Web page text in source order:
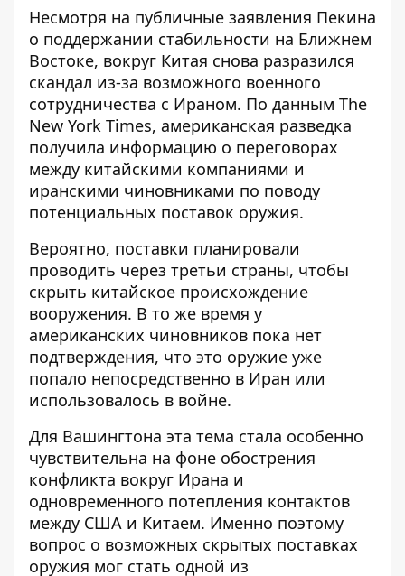
Несмотря на публичные заявления Пекина
о поддержании стабильности на Ближнем
Востоке, вокруг Китая снова разразился
скандал из-за возможного военного
сотрудничества с Ираном. По данным The
New York Times, американская разведка
получила информацию о переговорах
между китайскими компаниями и
иранскими чиновниками по поводу
потенциальных поставок оружия.
Вероятно, поставки планировали
проводить через третьи страны, чтобы
скрыть китайское происхождение
вооружения. В то же время у
американских чиновников пока нет
подтверждения, что это оружие уже
попало непосредственно в Иран или
использовалось в войне.
Для Вашингтона эта тема стала особенно
чувствительна на фоне обострения
конфликта вокруг Ирана и
одновременного потепления контактов
между США и Китаем. Именно поэтому
вопрос о возможных скрытых поставках
оружия мог стать одной из